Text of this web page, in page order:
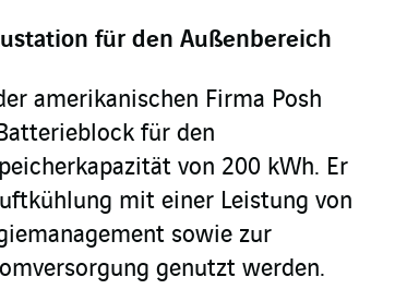
für den Außenbereich
amerikanischen Firma Posh
für den
von 200 kWh. Er
mit einer Leistung von
sowie zur
genutzt werden.